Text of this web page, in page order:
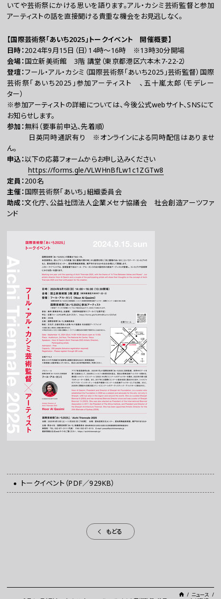
お問い合わせ
プレスの方へ
組織委員会からのお知らせ
鑑賞時のお願い
ご利用にあたって
いてや芸術祭にかける思いを語ります。アル・カシミ芸術監督と参加
アーティストの話を直接聞ける貴重な機会をお見逃しなく。
【国際芸術祭「あいち2025」トークイベント 開催概要】
日時：2024年9月15日（日）14時～16時 ※13時30分開場
会場：国立新美術館 3階 講堂（東京都港区六本木7-22-2）
登壇：フール・アル・カシミ（国際芸術祭「あいち2025」芸術監督）国際
芸術祭「あいち2025」参加アーティスト 、五十嵐太郎（モデレー
ター）
※参加アーティストの詳細については、今後公式webサイト、SNSにて
お知らせします。
参加：無料（要事前申込、先着順）
日英同時通訳有り ※オンラインによる同時配信はありませ
ん。
申込：以下の応募フォームからお申し込みください
https://forms.gle/VLWHnBfLw1c1ZGTw8
定員：200名
主催：国際芸術祭「あいち」組織委員会
助成：文化庁、公益社団法人企業メセナ協議会 社会創造アーツファ
ンド
トークイベント（PDF／929KB）
もどる
ニュース